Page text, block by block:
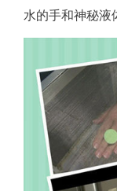
水的手和神秘液